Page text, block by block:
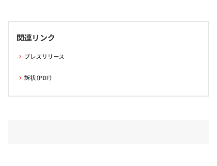
関連リンク
プレスリリース
訴状（PDF）